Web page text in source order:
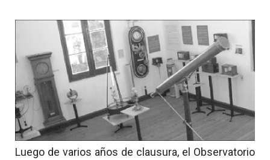
Luego de varios años de clausura, el Observatorio